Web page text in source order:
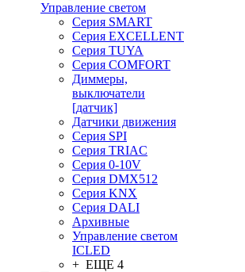
Управление светом
Серия SMART
Серия EXCELLENT
Серия TUYA
Серия COMFORT
Диммеры,
выключатели
[датчик]
Датчики движения
Серия SPI
Серия TRIAC
Серия 0-10V
Серия DMX512
Серия KNX
Серия DALI
Архивные
Управление светом
ICLED
+ ЕЩЕ 4